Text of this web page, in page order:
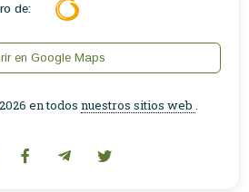
de:
en Google Maps
en todos nuestros sitios web